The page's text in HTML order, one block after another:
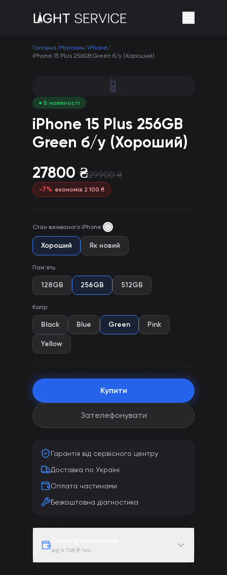
Головна/Магазин/iPhone/
iPhone 15 Plus 256GB Green б/у (Хороший)
📱
● В наявності
iPhone 15 Plus 256GB
Green б/у (Хороший)
27800 ₴29900₴
-7%· економія 2 100 ₴
Стан вживаного iPhone:
Хороший Як новий
Пам'ять:
128GB 256GB 512GB
Колір:
Black Blue Green Pink
Yellow
Купити
Зателефонувати
Гарантія від сервісного центру
Доставка по Україні
Оплата частинами
Безкоштовна діагностика
від 4 768 ₴/міс